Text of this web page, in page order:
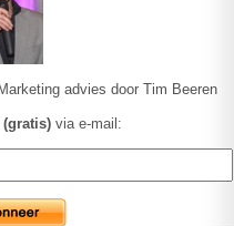
(gratis) via e-mail: